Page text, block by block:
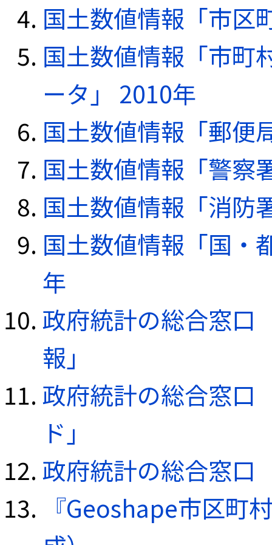
国土数値情報「市区
国土数値情報「市町
ータ」 2010年
国土数値情報「郵便
国土数値情報「警察
国土数値情報「消防
国土数値情報「国・
年
政府統計の総合窓口
報」
政府統計の総合窓口
ド」
政府統計の総合窓口
『Geoshape市区町